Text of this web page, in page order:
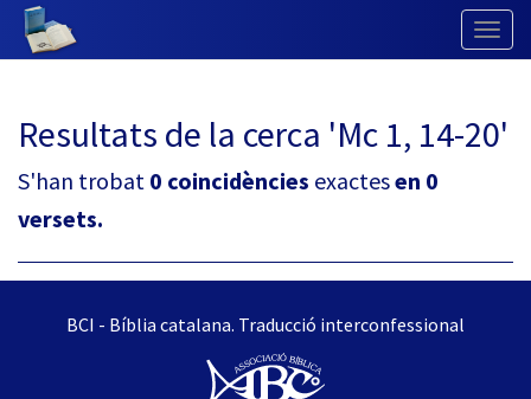
Resultats de la cerca 'Mc 1, 14-20'
S'han trobat 0 coincidències exactesen 0
versets.
BCI - Bíblia catalana. Traducció interconfessional